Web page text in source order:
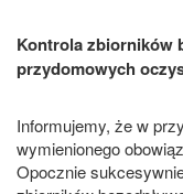
Kontrola zbiorników
przydomowych
Informujemy, że w
wymienionego
Opocznie